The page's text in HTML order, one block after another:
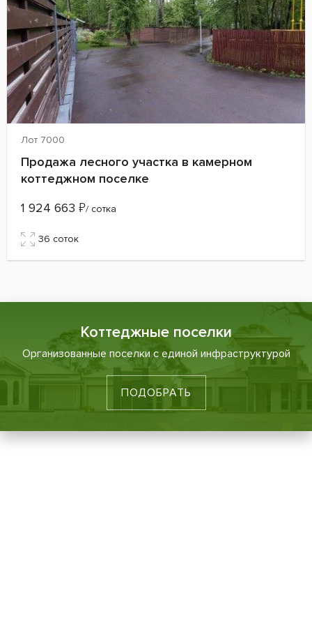
Лот 7000
Продажа лесного участка в камерном
коттеджном поселке
1 924 663 ₽/ сотка
36 cоток
Коттеджные поселки
Организованные поселки с единой инфраструктурой
ПОДОБРАТЬ